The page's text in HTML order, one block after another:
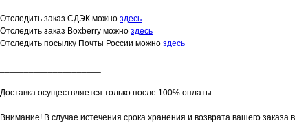
Отследить заказ СДЭК можно здесь
Отследить заказ Boxberry можно здесь
Отследить посылку Почты России можно здесь
Доставка осуществляется только после 100% оплаты.
Внимание! В случае истечения срока хранения и возврата вашего заказа в